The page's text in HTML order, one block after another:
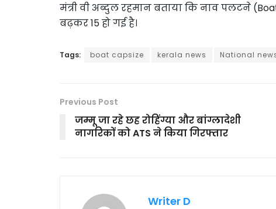
मंत्री वी अब्दुल रहमान बताया कि नाव पलटने
बढ़कर 15 हो गई है।
Tags: boat capsize kerala news National
Previous Post
जम्मू जा रहे छह रोहिंग्या और बांग्लादेशी
नागरिकों को ATS ने किया गिरफ्तार
Writer D